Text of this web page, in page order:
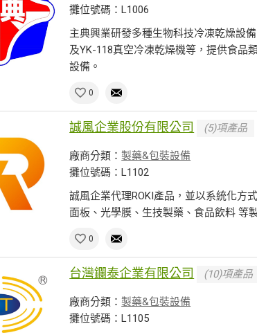
攤位號碼：L1006
主典興業研發多種生物科技冷凍乾燥設
及YK-118真空冷凍乾燥機等，提供食品
設備。
0
誠風企業股份有限公司 (5)項產品
廠商分類：製藥&包裝設備
攤位號碼：L1102
誠風企業代理ROKI產品，並以系統化方
面板、光學膜、生技製藥、食品飲料 等
0
台灣鑭泰企業有限公司 (10)項產品
廠商分類：製藥&包裝設備
攤位號碼：L1105